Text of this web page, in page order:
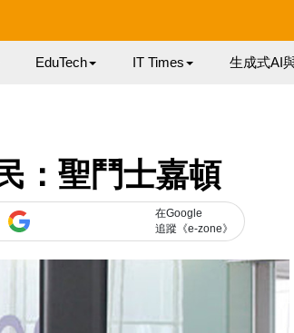
EduTech IT Times 生成式AI
：聖鬥士嘉頓
在Google
追蹤《e-zone》